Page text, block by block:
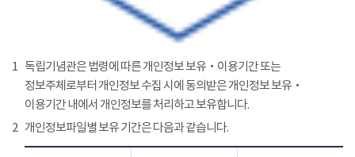
1 독립기념관은 법령에 따른 개인정보 보유‧이용기간 또는
정보주체로부터 개인정보 수집 시에 동의받은 개인정보 보유‧
이용기간 내에서 개인정보를 처리하고 보유합니다.
2 개인정보파일별 보유 기간은 다음과 같습니다.